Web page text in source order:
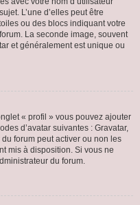
L’une d’elles peut être
ou des blocs indiquant votre
La seconde image, souvent
et généralement est unique ou
« profil » vous pouvez ajouter
d’avatar suivantes : Gravatar,
forum peut activer ou non les
mis à disposition. Si vous ne
du forum.